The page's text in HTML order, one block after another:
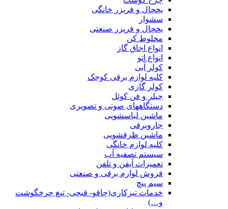
یخچال و فریزر خانگی
سشوار
یخچال و فریزر صنعتی
مخلوط کن
انواع اجاق گاز
انواع اتو
کولر آبی
کلیه لوازم برقی کوچک
کولر گازی
چیلر و فن کوئل
دستگاههای صوتی و تصویری
ماشین لباسشویی
جاروبرقی
ماشین ظرفشویی
کلیه لوازم خانگی
سیستم تصفیه آب
تعمیرات آیفن و تلفن
فروش لوازم برقی و صنعتی
سیم پیچ
خدمات تیزکاری(چاقو- قیچی- تیغ چرخگوشت
و…)